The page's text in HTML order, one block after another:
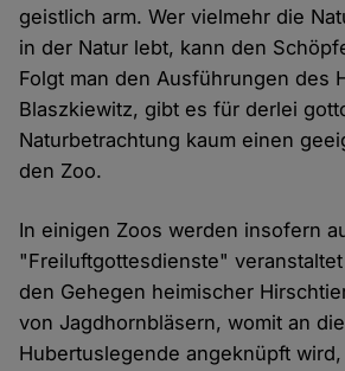
geistlich arm. Wer vielmehr die
in der Natur lebt, kann den
Folgt man den Ausführungen des
Blaszkiewitz, gibt es für derlei
Naturbetrachtung kaum einen
den Zoo.
In einigen Zoos werden insofern
"Freiluftgottesdienste"
den Gehegen heimischer
von Jagdhornbläsern, womit an die
Hubertuslegende angeknüpft